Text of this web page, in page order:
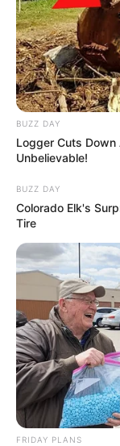
Außerdem
rungen
Die schönsten
Deutschland:
BUZZ DAY
Logger Cuts Down
Unbelievable!
BUZZ DAY
Colorado Elk's
Tire
FRIDAY PLANS